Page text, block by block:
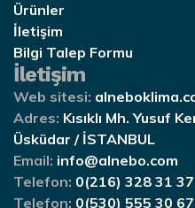
Ürünler
İletişim
Bilgi Talep Formu
İletişim
Web sitesi:
Adres: Kısıklı Mh. Yusuf
Üsküdar / İSTANBUL
Email: info@alnebo.com
Telefon: 0(216) 328 31 37
Telefon: 0(530) 555 30 67